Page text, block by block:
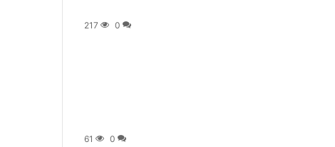
0
217
0
61